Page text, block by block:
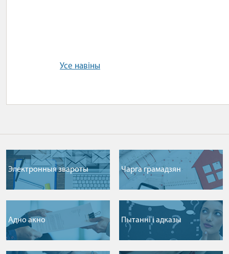
Усе навіны
Электронныя звароты Чарга грамадзян
Адно акно Пытаннi i адказы